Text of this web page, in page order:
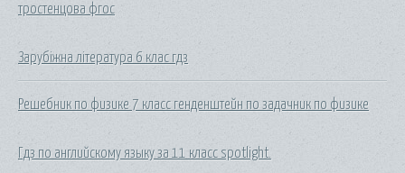
тростенцова фгос
Зарубіжна література 6 клас гдз
Решебник по физике 7 класс генденштейн по задачник по физике
Гдз по английскому языку за 11 класс spotlight.